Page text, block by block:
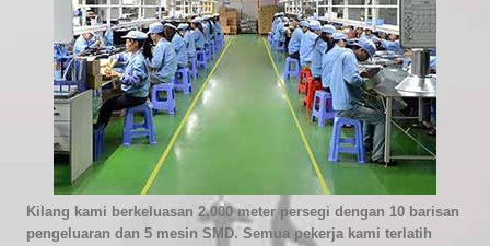
Kilang kami berkeluasan 2,000 meter persegi dengan 10 barisan
pengeluaran dan 5 mesin SMD. Semua pekerja kami terlatih